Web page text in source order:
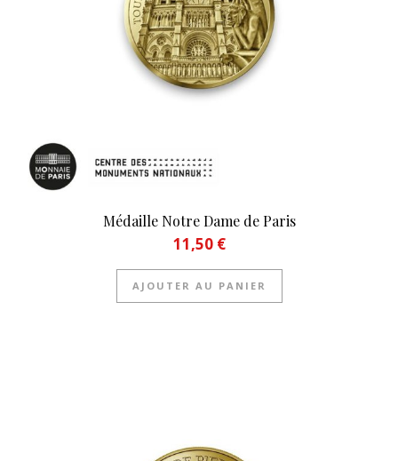
Médaille Notre Dame de Paris
11,50 €
AJOUTER AU PANIER